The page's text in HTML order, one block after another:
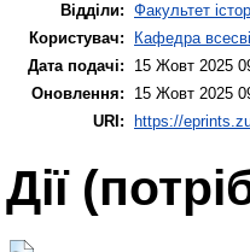
Відділи: Факультет
Користувач:
Кафедра
Дата подачі:
15 Жовт 2025
Оновлення:
15 Жовт 2025
URI:
https://
Дії